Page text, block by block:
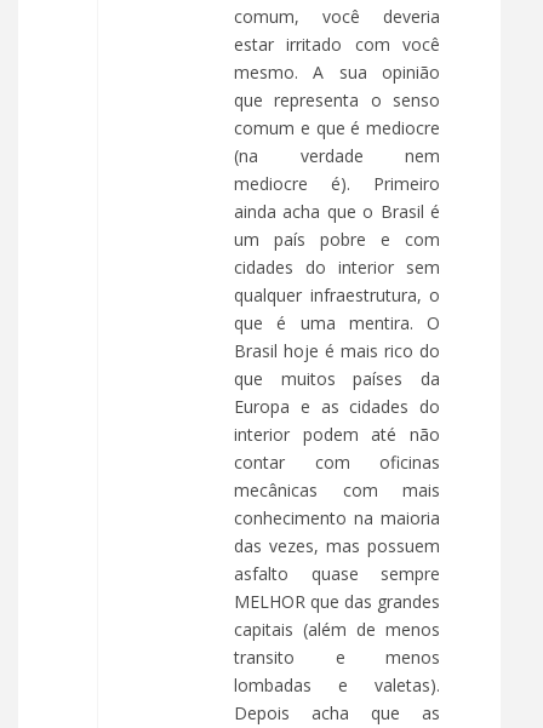
comum, você deveria
estar irritado com você
mesmo. A sua opinião
que representa o senso
comum e que é mediocre
(na verdade nem
mediocre é). Primeiro
ainda acha que o Brasil é
um país pobre e com
cidades do interior sem
qualquer infraestrutura, o
que é uma mentira. O
Brasil hoje é mais rico do
que muitos países da
Europa e as cidades do
interior podem até não
contar com oficinas
mecânicas com mais
conhecimento na maioria
das vezes, mas possuem
asfalto quase sempre
MELHOR que das grandes
capitais (além de menos
transito e menos
lombadas e valetas).
Depois acha que as